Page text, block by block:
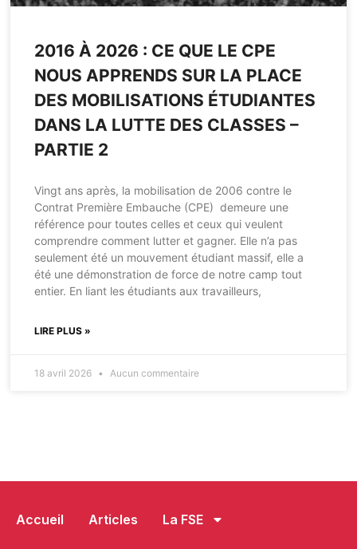
2016 À 2026 : CE QUE LE CPE
NOUS APPRENDS SUR LA PLACE
DES MOBILISATIONS ÉTUDIANTES
DANS LA LUTTE DES CLASSES –
PARTIE 2
Vingt ans après, la mobilisation de 2006 contre le
Contrat Première Embauche (CPE) demeure une
référence pour toutes celles et ceux qui veulent
comprendre comment lutter et gagner. Elle n’a pas
seulement été un mouvement étudiant massif, elle a
été une démonstration de force de notre camp tout
entier. En liant les étudiants aux travailleurs,
LIRE PLUS »
18 avril 2026 Aucun commentaire
Accueil Articles La FSE